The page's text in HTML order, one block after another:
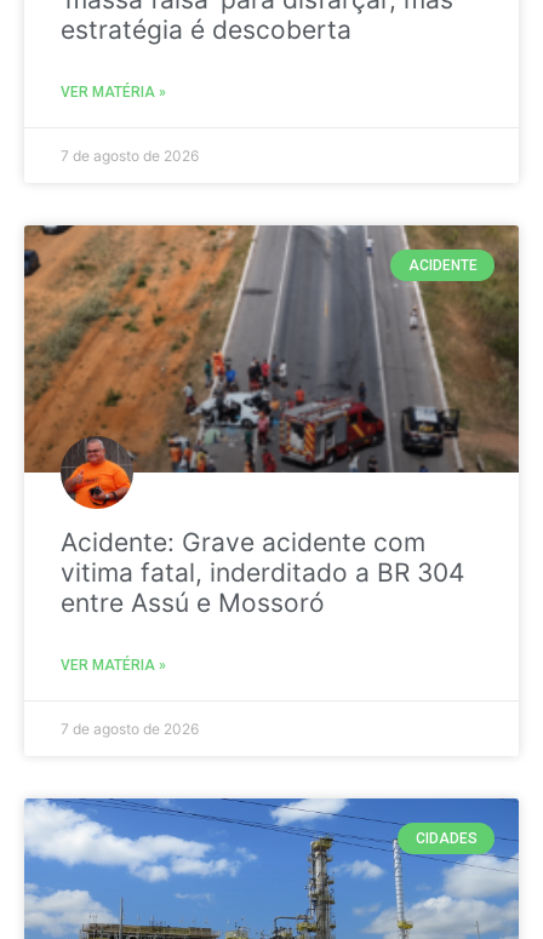
estratégia é descoberta
VER MATÉRIA »
7 de agosto de 2026
ACIDENTE
Acidente: Grave acidente com
vitima fatal, inderditado a BR 304
entre Assú e Mossoró
VER MATÉRIA »
7 de agosto de 2026
CIDADES